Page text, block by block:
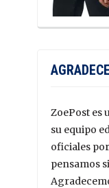
ZoePost es
su equipo
oficiales
pensamos